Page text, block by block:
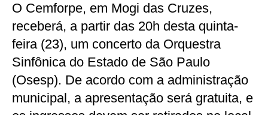
O Cemforpe, em Mogi das Cruzes,
receberá, a partir das 20h desta quinta-
feira (23), um concerto da Orquestra
Sinfônica do Estado de São Paulo
(Osesp). De acordo com a administração
municipal, a apresentação será gratuita, e